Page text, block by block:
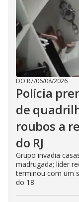
DO R7/06/08/2026
Polícia
de
roubos a
do RJ
Grupo invadia
madrugada; líder
terminou com um
do 18